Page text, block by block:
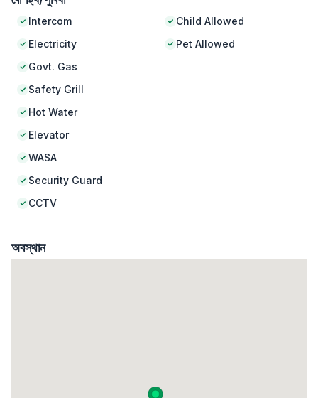
Intercom
Electricity
Govt. Gas
Safety Grill
Hot Water
Elevator
WASA
Security Guard
CCTV
Child Allowed
Pet Allowed
অবস্থান